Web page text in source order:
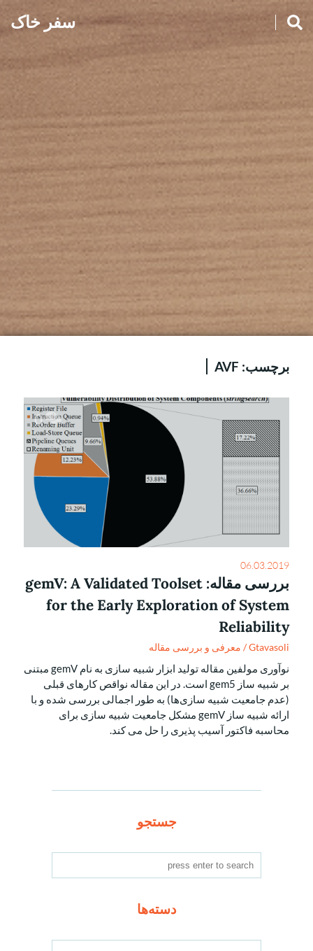
سفر خاک
برچسب: AVF
0
06.03.2019
بررسی مقاله: gemV: A Validated Toolset
for the Early Exploration of System
Reliability
Gtavasoli
/ معرفی و بررسی مقاله
نوآوری مولفین مقاله تولید ابزار شبیه سازی به نام gemV مبتنی
بر شبیه ساز gem5 است. در این مقاله نواقص کارهای قبلی
(عدم جامعیت شبیه سازی‌ها) به طور اجمالی بررسی شده و با
ارائه شبیه ساز gemV مشکل جامعیت شبیه سازی برای
محاسبه فاکتور آسیب پذیری را حل می کند.
جستجو
دسته‌ها